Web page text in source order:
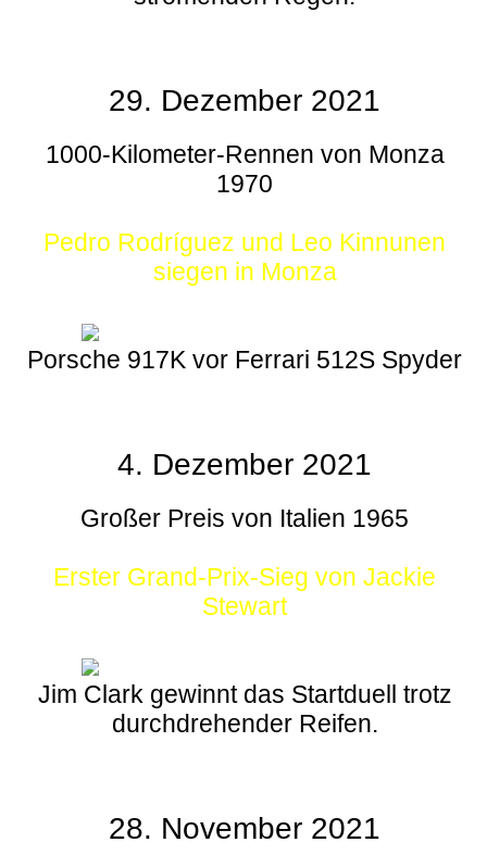
29. Dezember 2021
1000-Kilometer-Rennen von Monza
1970
Pedro Rodríguez und Leo Kinnunen
siegen in Monza
Porsche 917K vor Ferrari 512S Spyder
4. Dezember 2021
Großer Preis von Italien 1965
Erster Grand-Prix-Sieg von Jackie
Stewart
Jim Clark gewinnt das Startduell trotz
durchdrehender Reifen.
28. November 2021